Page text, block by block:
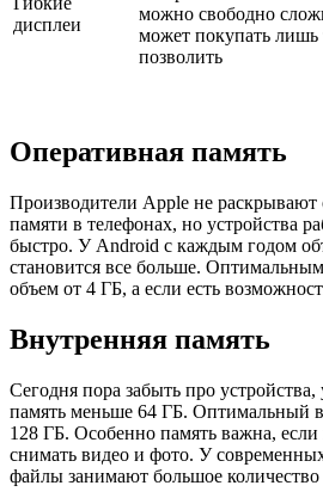
дисплеи
можно свободно
может покупать лишь
позволить
Оперативная память
Производители Apple не раскрывают
памяти в телефонах, но устройства
быстро. У Android с каждым годом
становится все больше.
объем от 4 ГБ, а если есть
Внутренняя память
Сегодня пора забыть про
память меньше 64 ГБ. Оптимальный
128 ГБ. Особенно память важна, если
снимать видео и фото. У
файлы занимают большое количество